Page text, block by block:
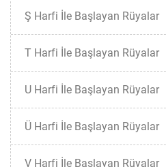
Ş Harfi İle Başlayan Rüyalar
T Harfi İle Başlayan Rüyalar
U Harfi İle Başlayan Rüyalar
Ü Harfi İle Başlayan Rüyalar
V Harfi İle Başlayan Rüyalar